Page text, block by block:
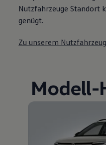
Nutzfahrzeuge Standort
genügt.
Zu unserem
Modell-